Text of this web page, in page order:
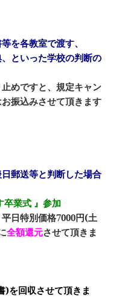
を各教室で渡す、
といった学校の判断の
めですと、規定キャン
振込みさせて頂きます
郵送等と判断した場合
業式 』参加
日特別価格7000円(土
全額還元させて頂きま
)を回収させて頂きま